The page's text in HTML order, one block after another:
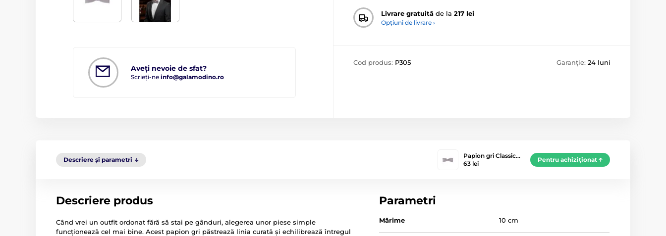
Aveți nevoie de sfat?
Scrieți-ne info@galamodino.ro
Livrare gratuită de la 217 lei
Opțiuni de livrare ›
Cod produs: P305 Garanție: 24 luni
Descriere și parametri
Papion gri Classic…
63 lei
Pentru achiziționat
Descriere produs
Când vrei un outfit ordonat fără să stai pe gânduri, alegerea unor piese simple
funcționează cel mai bine. Acest papion gri păstrează linia curată și echilibrează întregul
Parametri
Mărime 10 cm